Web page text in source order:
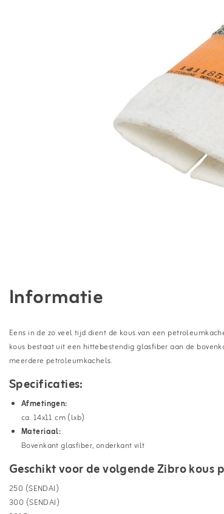
Informatie
Eens in de zo veel tijd dient de kous van een
kous bestaat uit een hittebestendig glasfiber aan de
meerdere petroleumkachels.
Specificaties:
Afmetingen:
ca. 14x11 cm (lxb)
Materiaal:
Bovenkant glasfiber, onderkant vilt
Geschikt voor de volgende Zibro kous
250 (SENDAI)
300 (SENDAI)